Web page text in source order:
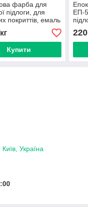
фарба для
підлоги, для
покриттів, емаль
АК-11
жовта
Купити
ЕП-
220
Україна